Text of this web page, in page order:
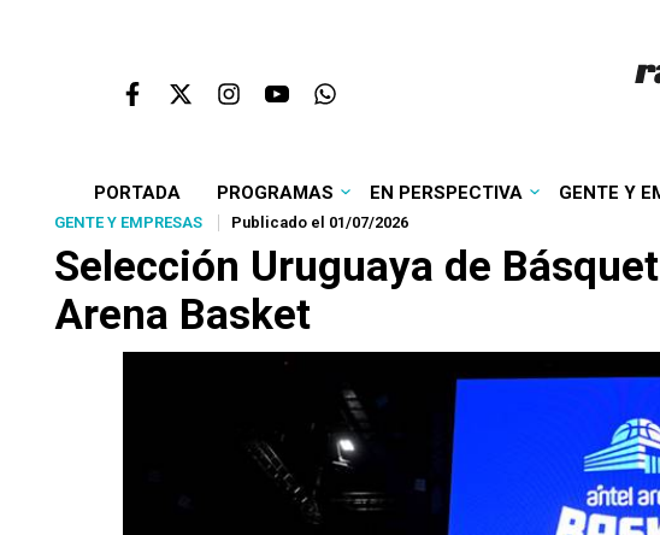
PORTADA PROGRAMAS EN PERSPECTIVA GENTE Y
GENTE Y EMPRESAS Publicado el 01/07/2026
Selección Uruguaya de
Arena Basket